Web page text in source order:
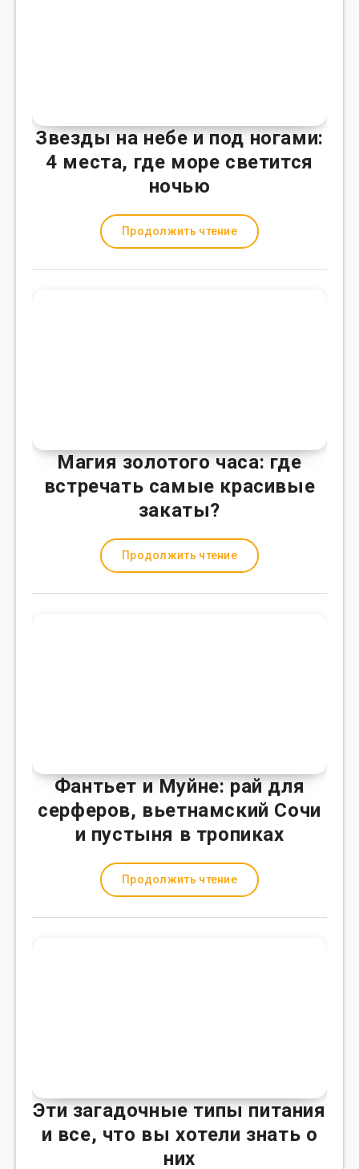
Звезды на небе и под ногами:
4 места, где море светится
ночью
Продолжить чтение
Магия золотого часа: где
встречать самые красивые
закаты?
Продолжить чтение
Фантьет и Муйне: рай для
серферов, вьетнамский Сочи
и пустыня в тропиках
Продолжить чтение
Эти загадочные типы питания
и все, что вы хотели знать о
них